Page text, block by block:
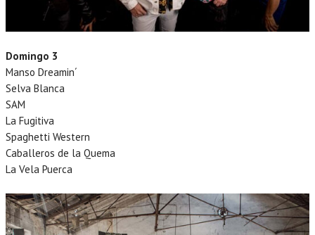
Domingo 3
Manso Dreamin´
Selva Blanca
SAM
La Fugitiva
Spaghetti Western
Caballeros de la Quema
La Vela Puerca